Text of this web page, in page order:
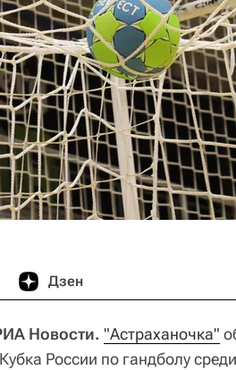
Дзен
Новости. "Астраханочка"
России по гандболу